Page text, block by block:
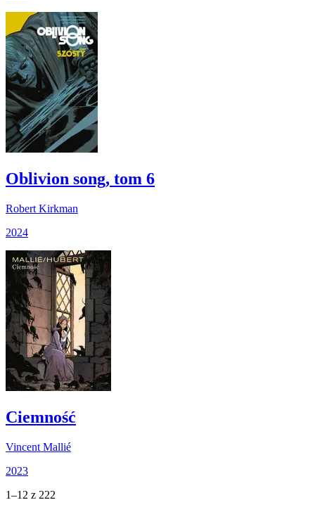
Oblivion song, tom 6
Robert Kirkman
2024
Ciemność
Vincent Mallié
2023
1–12 z 222